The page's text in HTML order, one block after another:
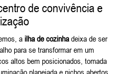
de convivência e
a ilha de cozinha deixa de ser
para se transformar em um
altos bem posicionados, tomada
planejada e nichos abertos